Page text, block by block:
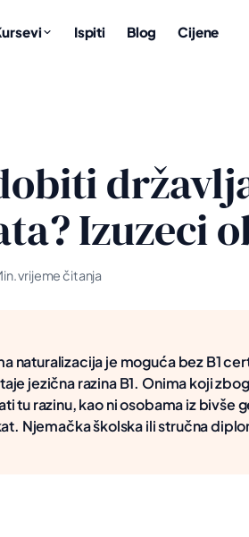
Ispiti Blog Cijene
Izuzeci
vrijeme čitanja
naturalizacija je moguća bez B1
jezična razina B1. Onima koji
tu razinu, kao ni osobama iz bivše
Njemačka školska ili stručna